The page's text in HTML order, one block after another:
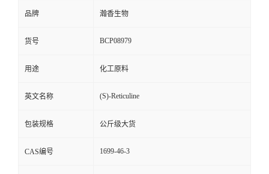
品牌 瀚香生物
货号 BCP08979
用途 化工原料
英文名称 (S)-Reticuline
包装规格 公斤级大货
CAS编号 1699-46-3